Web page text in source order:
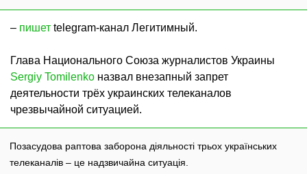
– пишет telegram-канал Легитимный.
Глава Национального Союза журналистов Украины
Sergiy Tomilenko назвал внезапный запрет
деятельности трёх украинских телеканалов
чрезвычайной ситуацией.
Позасудова раптова заборона діяльності трьох українських
телеканалів – це надзвичайна ситуація.